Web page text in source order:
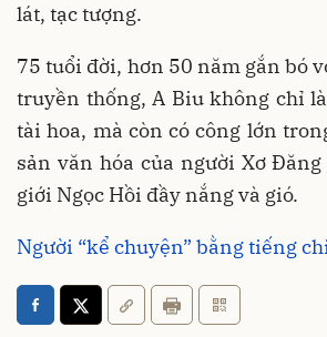
lát, tạc tượng.
75 tuổi đời, hơn 50 năm gắn bó
truyền thống, A Biu không chỉ
tài hoa, mà còn có công lớn
sản văn hóa của người Xơ
giới Ngọc Hồi đầy nắng và gió.
Người “kể chuyện” bằng tiếng